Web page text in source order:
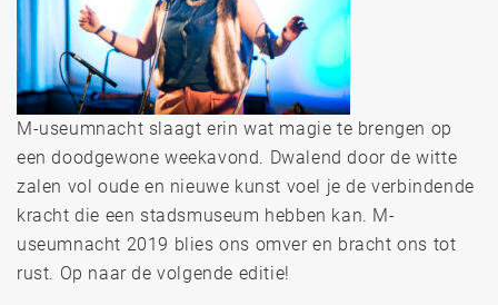
M-useumnacht slaagt erin wat magie te brengen op
een doodgewone weekavond. Dwalend door de witte
zalen vol oude en nieuwe kunst voel je de verbindende
kracht die een stadsmuseum hebben kan. M-
useumnacht 2019 blies ons omver en bracht ons tot
rust. Op naar de volgende editie!